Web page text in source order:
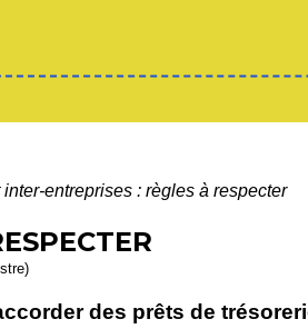
inter-entreprises : règles à respecter
des prêts de